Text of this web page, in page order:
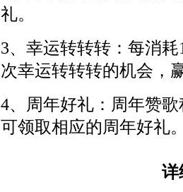
礼。
3、幸运转转转：每消
次幸运转转转的机会，
4、周年好礼：周年赞
可领取相应的周年好礼
详